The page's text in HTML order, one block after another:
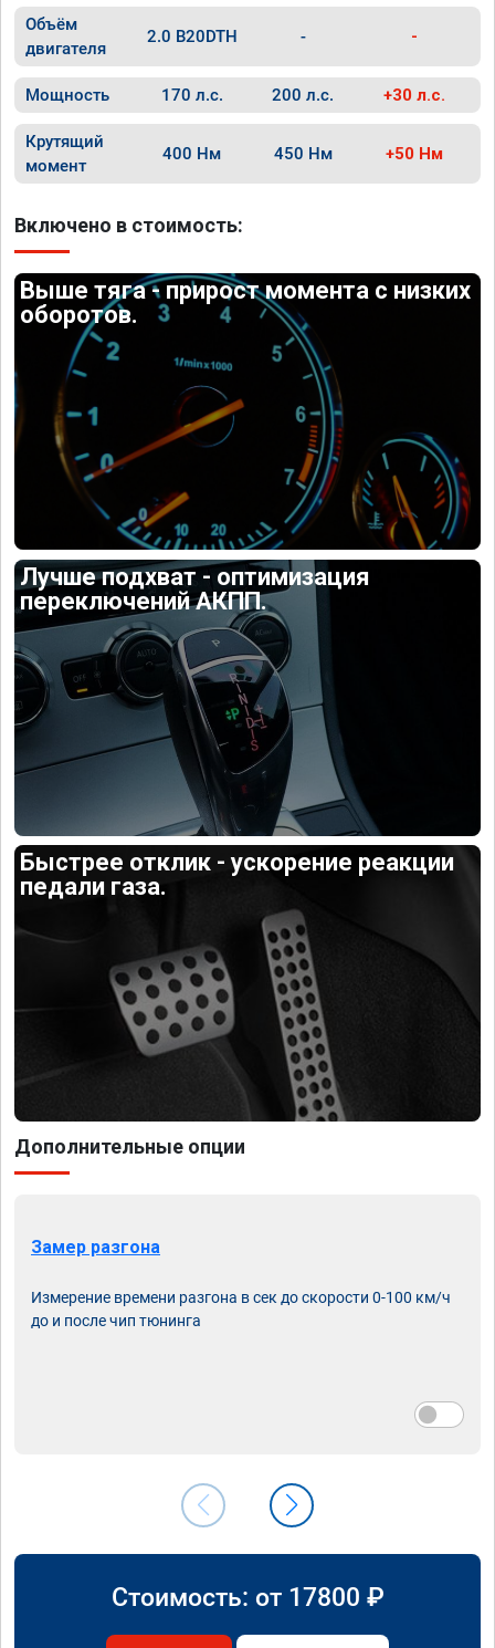
Объём
двигателя
2.0 B20DTH - -
Мощность 170 л.с. 200 л.с. +30 л.с.
Крутящий
момент
400 Нм 450 Нм +50 Нм
Включено в стоимость:
Выше тяга - прирост момента с низких
оборотов.
Лучше подхват - оптимизация
переключений АКПП.
Быстрее отклик - ускорение реакции
педали газа.
Дополнительные опции
Замер разгона
Измерение времени разгона в сек до скорости 0-100 км/ч
до и после чип тюнинга
Стоимость: от 17800 ₽